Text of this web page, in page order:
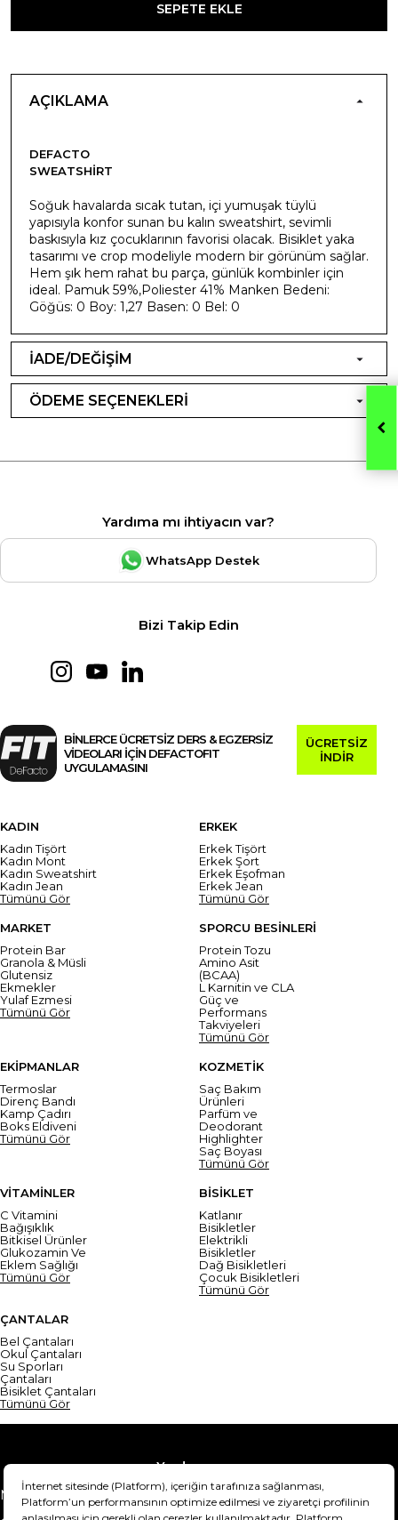
SEPETE EKLE
AÇIKLAMA
DEFACTO
SWEATSHIRT
Soğuk havalarda sıcak tutan, içi yumuşak tüylü
yapısıyla konfor sunan bu kalın sweatshirt, sevimli
baskısıyla kız çocuklarının favorisi olacak. Bisiklet yaka
tasarımı ve crop modeliyle modern bir görünüm sağlar.
Hem şık hem rahat bu parça, günlük kombinler için
ideal. Pamuk 59%,Poliester 41% Manken Bedeni:
Göğüs: 0 Boy: 1,27 Basen: 0 Bel: 0
İADE/DEĞİŞİM
ÖDEME SEÇENEKLERİ
Yardıma mı ihtiyacın var?
WhatsApp Destek
Bizi Takip Edin
BİNLERCE ÜCRETSİZ DERS & EGZERSİZ
VİDEOLARI İÇİN DEFACTOFIT
UYGULAMASINI
ÜCRETSİZ
İNDİR
KADIN
Kadın Tişört
Kadın Mont
Kadın Sweatshirt
Kadın Jean
Tümünü Gör
ERKEK
Erkek Tişört
Erkek Şort
Erkek Eşofman
Erkek Jean
Tümünü Gör
MARKET
Protein Bar
Granola & Müsli
Glutensiz
Ekmekler
Yulaf Ezmesi
Tümünü Gör
SPORCU BESİNLERİ
Protein Tozu
Amino Asit
(BCAA)
L Karnitin ve CLA
Güç ve
Performans
Takviyeleri
Tümünü Gör
EKİPMANLAR
Termoslar
Direnç Bandı
Kamp Çadırı
Boks Eldiveni
Tümünü Gör
KOZMETİK
Saç Bakım
Ürünleri
Parfüm ve
Deodorant
Highlighter
Saç Boyası
Tümünü Gör
VİTAMİNLER
C Vitamini
Bağışıklık
Bitkisel Ürünler
Glukozamin Ve
Eklem Sağlığı
Tümünü Gör
BİSİKLET
Katlanır
Bisikletler
Elektrikli
Bisikletler
Dağ Bisikletleri
Çocuk Bisikletleri
Tümünü Gör
ÇANTALAR
Bel Çantaları
Okul Çantaları
Su Sporları
Çantaları
Bisiklet Çantaları
Tümünü Gör
Yardım
Mesafeli Satış Sözleşmesi
Teslimat Bilgisi